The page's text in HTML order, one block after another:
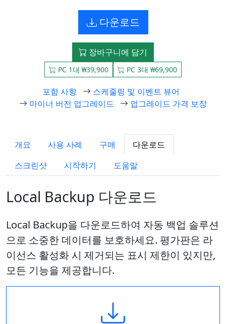
다운로드
장바구니에 담기
PC 1대 ₩39,900 PC 3대 ₩69,900
포함 사항
스케줄링 및 이벤트 뷰어
마이너 버전 업그레이드
업그레이드 가격 보장
개요 사용 사례 구매
다운로드
스크린샷
시작하기 도움말
Local Backup 다운로드
Local Backup을 다운로드하여 자동 백업 솔루션
으로 소중한 데이터를 보호하세요. 평가판은 라
이선스 활성화 시 제거되는 표시 제한이 있지만,
모든 기능을 제공합니다.